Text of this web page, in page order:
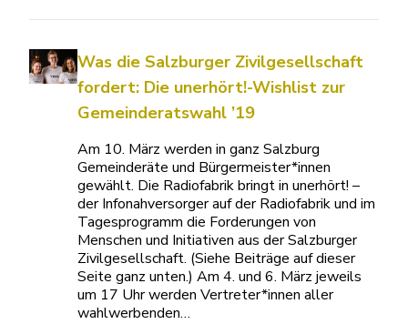
Was die Salzburger Zivilgesellschaft
fordert: Die unerhört!-Wishlist zur
Gemeinderatswahl ’19
Am 10. März werden in ganz Salzburg
Gemeinderäte und Bürgermeister*innen
gewählt. Die Radiofabrik bringt in unerhört! –
der Infonahversorger auf der Radiofabrik und im
Tagesprogramm die Forderungen von
Menschen und Initiativen aus der Salzburger
Zivilgesellschaft. (Siehe Beiträge auf dieser
Seite ganz unten.) Am 4. und 6. März jeweils
um 17 Uhr werden Vertreter*innen aller
wahlwerbenden…